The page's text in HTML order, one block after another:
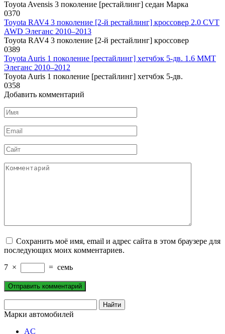
Toyota Avensis 3 поколение [рестайлинг] седан Марка
0370
Toyota RAV4 3 поколение [2-й рестайлинг] кроссовер 2.0 CVT
AWD Элеганс 2010–2013
Toyota RAV4 3 поколение [2-й рестайлинг] кроссовер
0389
Toyota Auris 1 поколение [рестайлинг] хетчбэк 5-дв. 1.6 MMT
Элеганс 2010–2012
Toyota Auris 1 поколение [рестайлинг] хетчбэк 5-дв.
0358
Добавить комментарий
Имя
*
Email
*
Сайт
Комментарий
Сохранить моё имя, email и адрес сайта в этом браузере для
последующих моих комментариев.
7 × = семь
Марки автомобилей
AC